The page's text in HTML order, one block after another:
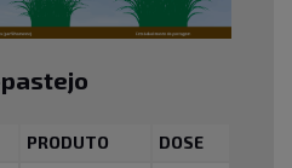
PRODUTO DOSE